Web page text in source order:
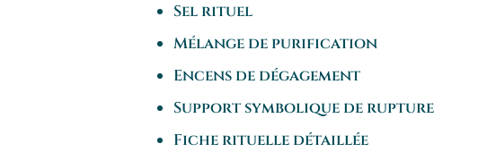
Sel rituel
Mélange de purification
Encens de dégagement
Support symbolique de rupture
Fiche rituelle détaillée